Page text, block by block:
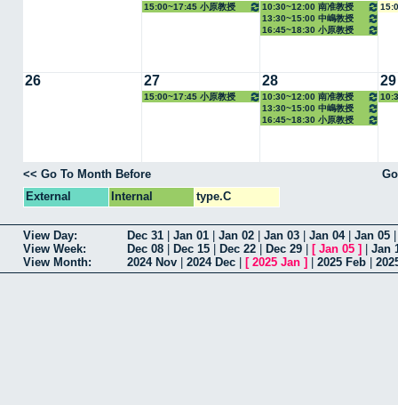
15:00~17:45 小原教授
10:30~12:00 南准教授
13:30~15:00 中嶋教授
16:45~18:30 小原教授
26 27
15:00~17:45 小原教授
28
10:30~12:00 南准教授
13:30~15:00 中嶋教授
16:45~18:30 小原教授
29
<< Go To Month Before
External
Internal type.C
View Day: Dec 31 Jan 01 Jan 02 Jan 03 Jan 04| Jan 05
View Week:
Dec 08 Dec 15 Dec 22 Dec 29 [ Jan 05 ]
Jan
View Month:
2024 Nov 2024 Dec [ 2025 Jan ] 2025 Feb